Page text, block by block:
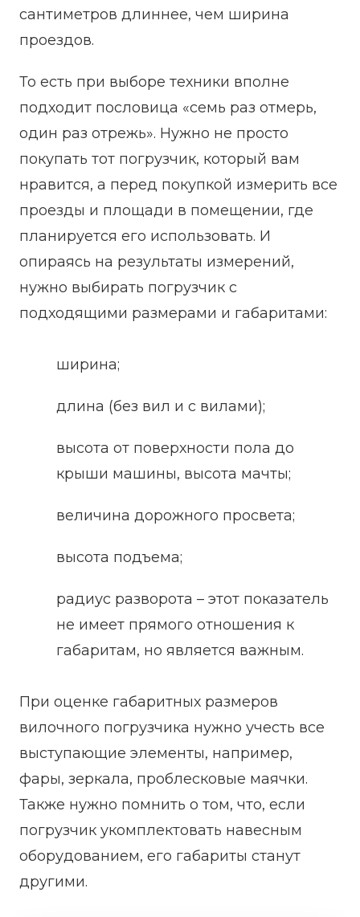
сантиметров длиннее, чем ширина
проездов.
То есть при выборе техники вполне
подходит пословица «семь раз отмерь,
один раз отрежь». Нужно не просто
покупать тот погрузчик, который вам
нравится, а перед покупкой измерить все
проезды и площади в помещении, где
планируется его использовать. И
опираясь на результаты измерений,
нужно выбирать погрузчик с
подходящими размерами и габаритами:
ширина;
длина (без вил и с вилами);
высота от поверхности пола до
крыши машины, высота мачты;
величина дорожного просвета;
высота подъема;
радиус разворота – этот показатель
не имеет прямого отношения к
габаритам, но является важным.
При оценке габаритных размеров
вилочного погрузчика нужно учесть все
выступающие элементы, например,
фары, зеркала, проблесковые маячки.
Также нужно помнить о том, что, если
погрузчик укомплектовать навесным
оборудованием, его габариты станут
другими.